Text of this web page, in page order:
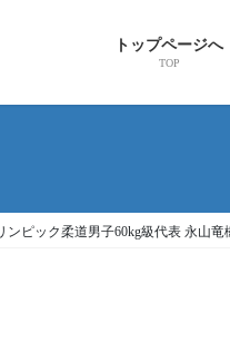
トップページへ
TOP
ンピック柔道男子60kg級代表 永山